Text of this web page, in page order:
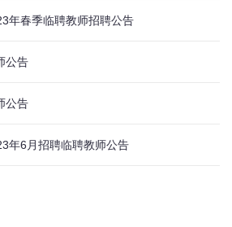
年春季临聘教师招聘公告
公告
公告
年6月招聘临聘教师公告